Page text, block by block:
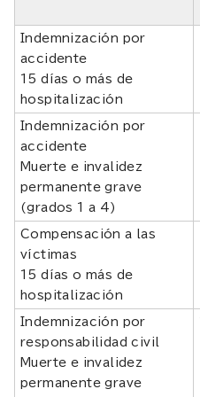
Indemnización por
accidente
15 días o más de
hospitalización
Indemnización por
accidente
Muerte e invalidez
permanente grave
(grados 1 a 4)
Compensación a las
víctimas
15 días o más de
hospitalización
Indemnización por
responsabilidad civil
Muerte e invalidez
permanente grave